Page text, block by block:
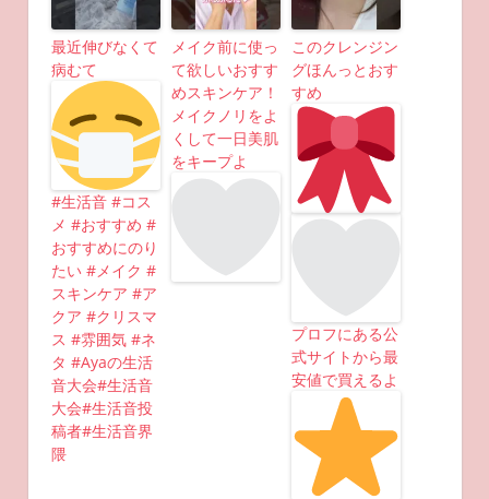
最近伸びなくて
病むて
#生活音 #コス
メ #おすすめ #
おすすめにのり
たい #メイク #
スキンケア #ア
クア #クリスマ
ス #雰囲気 #ネ
タ #Ayaの生活
音大会#生活音
大会#生活音投
稿者#生活音界
隈
メイク前に使っ
て欲しいおすす
めスキンケア！
メイクノリをよ
くして一日美肌
をキープよ
このクレンジン
グほんっとおす
すめ
プロフにある公
式サイトから最
安値で買えるよ